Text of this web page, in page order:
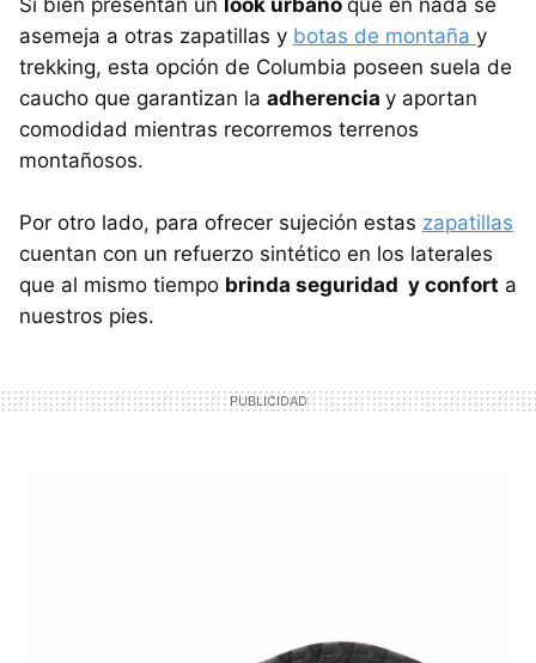
asemeja a otras zapatillas y botas de montaña y
trekking, esta opción de Columbia poseen suela de
caucho que garantizan la adherencia y aportan
comodidad mientras recorremos terrenos
montañosos.
Por otro lado, para ofrecer sujeción estas zapatillas
cuentan con un refuerzo sintético en los laterales
que al mismo tiempo brinda seguridad y confort a
nuestros pies.